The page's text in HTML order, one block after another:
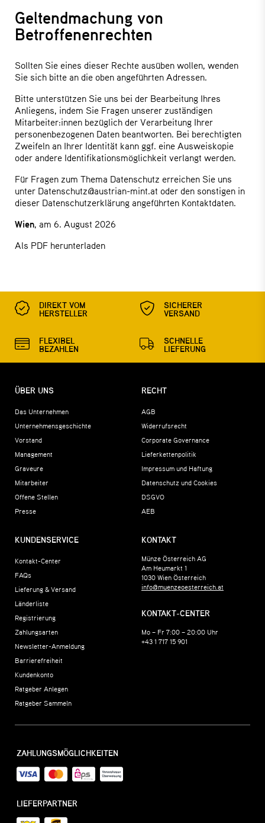
Geltendmachung von
Betroffenenrechten
Sollten Sie eines dieser Rechte ausüben wollen, wenden
Sie sich bitte an die oben angeführten Adressen.
Bitte unterstützen Sie uns bei der Bearbeitung Ihres
Anliegens, indem Sie Fragen unserer zuständigen
Mitarbeiter:innen bezüglich der Verarbeitung Ihrer
personenbezogenen Daten beantworten. Bei berechtigten
Zweifeln an Ihrer Identität kann ggf. eine Ausweiskopie
oder andere Identifikationsmöglichkeit verlangt werden.
Für Fragen zum Thema Datenschutz erreichen Sie uns
unter Datenschutz@austrian-mint.at oder den sonstigen in
dieser Datenschutzerklärung angeführten Kontaktdaten.
Wien, am 6. August 2026
Als PDF herunterladen
DIREKT VOM
HERSTELLER
SICHERER
VERSAND
FLEXIBEL
BEZAHLEN
SCHNELLE
LIEFERUNG
ÜBER UNS
Das Unternehmen
Unternehmensgeschichte
Vorstand
Management
Graveure
Mitarbeiter
Offene Stellen
Presse
RECHT
AGB
Widerrufsrecht
Corporate Governance
Lieferkettenpolitik
Impressum und Haftung
Datenschutz und Cookies
DSGVO
AEB
KUNDENSERVICE
Kontakt-Center
FAQs
Lieferung & Versand
Länderliste
Registrierung
Zahlungsarten
Newsletter-Anmeldung
Barrierefreiheit
Kundenkonto
Ratgeber Anlegen
Ratgeber Sammeln
KONTAKT
Münze Österreich AG
Am Heumarkt 1
1030 Wien Österreich
info@muenzeoesterreich.at
KONTAKT-CENTER
Mo – Fr 7:00 – 20:00 Uhr
+43 1 717 15 901
ZAHLUNGSMÖGLICHKEITEN
LIEFERPARTNER